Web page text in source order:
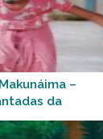
–
da